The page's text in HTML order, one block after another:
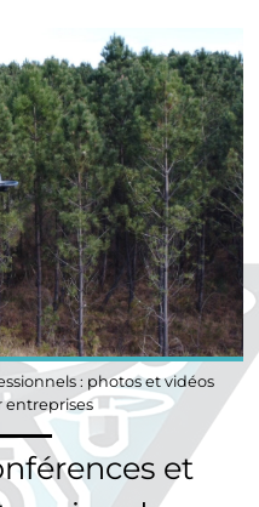
: photos et vidéos
entreprises
et